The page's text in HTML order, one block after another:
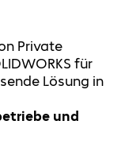
Private
für
Lösung in
und